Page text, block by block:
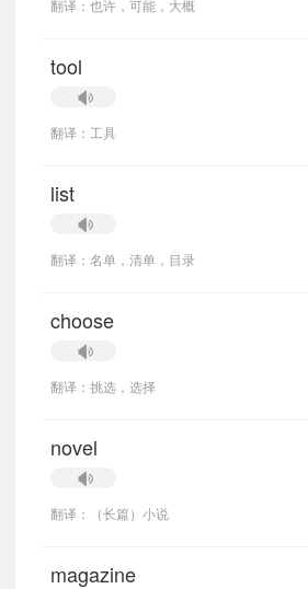
翻译：也许，可能，大概
tool
翻译：工具
list
翻译：名单，清单，目录
choose
翻译：挑选，选择
novel
翻译：（长篇）小说
magazine